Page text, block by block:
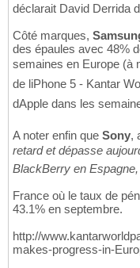
déclarait David Derrida
Côté marques,
des épaules avec 48%
semaines en Europe (à
de liPhone 5 - Kantar
dApple dans les
A noter enfin que Sony,
retard et dépasse
BlackBerry en
France où le taux de
43.1% en septembre.
http://
makes-progress-in-